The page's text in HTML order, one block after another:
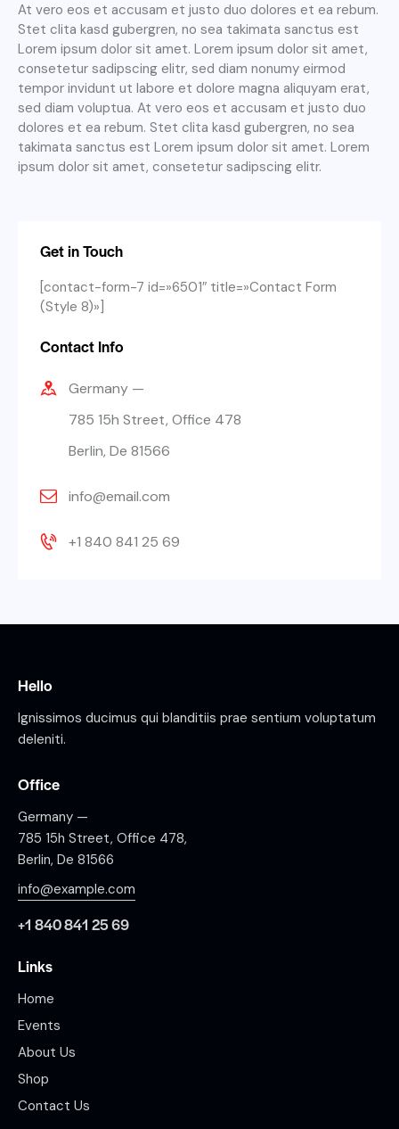
At vero eos et accusam et justo duo dolores et ea rebum.
Stet clita kasd gubergren, no sea takimata sanctus est
Lorem ipsum dolor sit amet. Lorem ipsum dolor sit amet,
consetetur sadipscing elitr, sed diam nonumy eirmod
tempor invidunt ut labore et dolore magna aliquyam erat,
sed diam voluptua. At vero eos et accusam et justo duo
dolores et ea rebum. Stet clita kasd gubergren, no sea
takimata sanctus est Lorem ipsum dolor sit amet. Lorem
ipsum dolor sit amet, consetetur sadipscing elitr.
Get in Touch
[contact-form-7 id=»6501″ title=»Contact Form
(Style 8)»]
Contact Info
Germany —
785 15h Street, Office 478
Berlin, De 81566
info@email.com
+1 840 841 25 69
Hello
Ignissimos ducimus qui blanditiis prae sentium voluptatum
deleniti.
Office
Germany —
785 15h Street, Office 478,
Berlin, De 81566
info@example.com
+1 840 841 25 69
Links
Home
Events
About Us
Shop
Contact Us